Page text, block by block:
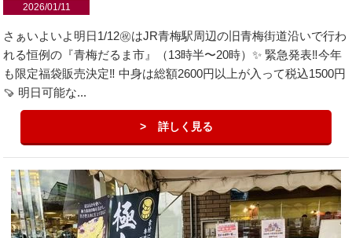
2026/01/11
さぁいよいよ明日1/12㊗︎はJR青梅駅周辺の旧青梅街道沿いで行わ
れる恒例の『青梅だるま市』（13時半〜20時）✨ 緊急発表‼️今年
も限定福袋販売決定‼️ 中身は総額2600円以上が入って税込1500円
🍠 明日可能な...
詳しく見る